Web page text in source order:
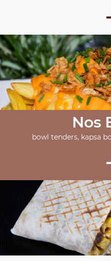
Nos
bowl tenders, kapsa